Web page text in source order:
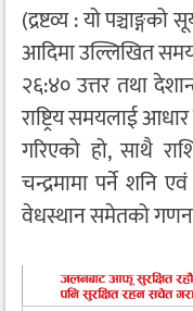
(द्रष्टव्य : यो
आदिमा उल्लिखित
२६:४० उत्तर तथा
राष्ट्रिय समयलाई
गरिएको हो, साथै
चन्द्रमामा पर्ने शनि
वेधस्थान समेतको